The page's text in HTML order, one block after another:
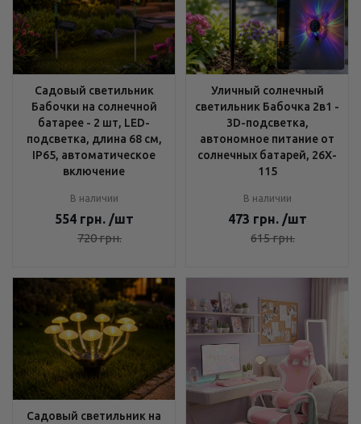
Садовый светильник
Бабочки на солнечной
батарее - 2 шт, LED-
подсветка, длина 68 см,
IP65, автоматическое
включение
В наличии
554 грн. /шт
720грн.
Уличный солнечный
светильник Бабочка 2в1 -
3D-подсветка,
автономное питание от
солнечных батарей, 26X-
115
В наличии
473 грн. /шт
615грн.
Садовый светильник на